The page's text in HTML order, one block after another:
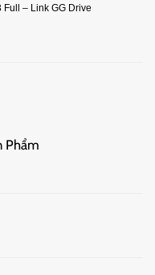
– Link GG Drive
Phẩm